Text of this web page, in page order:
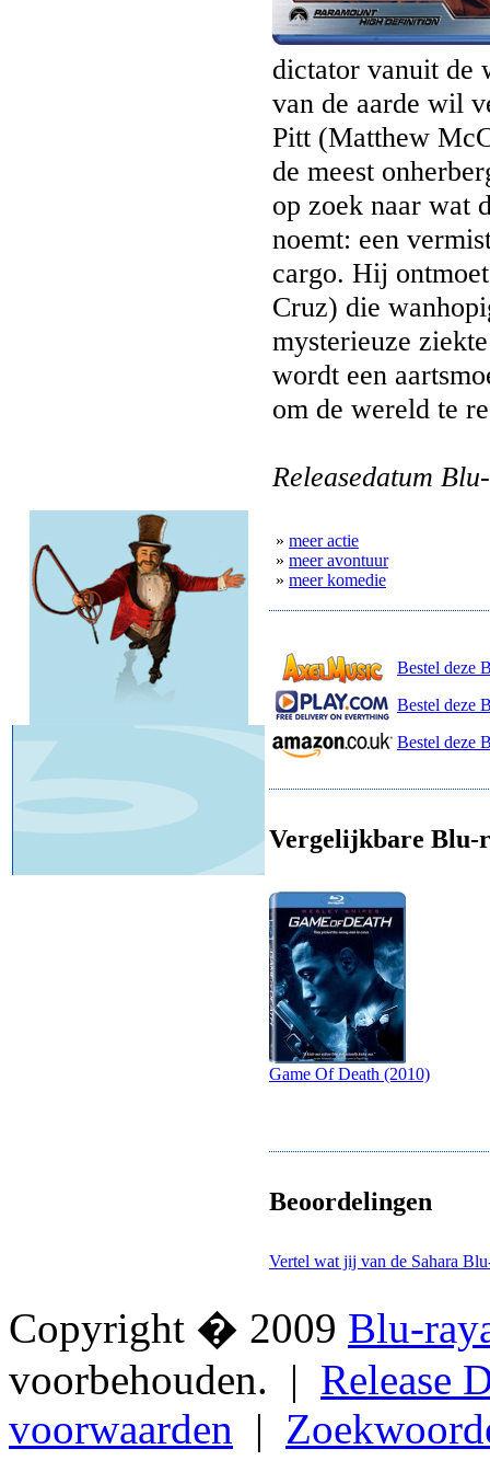
dictator vanuit de
van de aarde wil
Pitt (Matthew
de meest
op zoek naar wat
noemt: een
cargo. Hij
Cruz) die
mysterieuze
wordt een
om de wereld te
Releasedatum
» meer actie
» meer avontuur
» meer komedie
Bestel deze
Bestel deze
Bestel deze
Vergelijkbare Blu-
Game Of Death (2010)
Beoordelingen
Vertel wat jij van de Sahara
Copyright � 2009 Blu-
voorbehouden. | Release
voorwaarden |